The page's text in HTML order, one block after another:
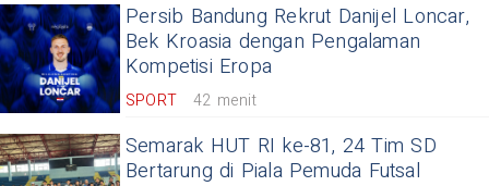
Persib Bandung Rekrut Danijel Loncar,
Bek Kroasia dengan Pengalaman
Kompetisi Eropa
SPORT 42 menit
Semarak HUT RI ke-81, 24 Tim SD
Bertarung di Piala Pemuda Futsal